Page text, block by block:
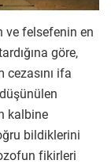
ve felsefenin en
göre,
ifa
kalbine
bildiklerini
fikirleri